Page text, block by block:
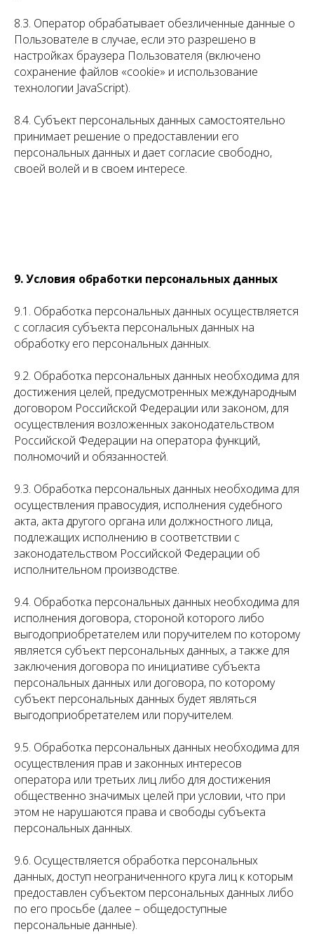
8.3. Оператор обрабатывает обезличенные данные о
Пользователе в случае, если это разрешено в
настройках браузера Пользователя (включено
сохранение файлов «cookie» и использование
технологии JavaScript).
8.4. Субъект персональных данных самостоятельно
принимает решение о предоставлении его
персональных данных и дает согласие свободно,
своей волей и в своем интересе.
9. Условия обработки персональных данных
9.1. Обработка персональных данных осуществляется
с согласия субъекта персональных данных на
обработку его персональных данных.
9.2. Обработка персональных данных необходима для
достижения целей, предусмотренных международным
договором Российской Федерации или законом, для
осуществления возложенных законодательством
Российской Федерации на оператора функций,
полномочий и обязанностей.
9.3. Обработка персональных данных необходима для
осуществления правосудия, исполнения судебного
акта, акта другого органа или должностного лица,
подлежащих исполнению в соответствии с
законодательством Российской Федерации об
исполнительном производстве.
9.4. Обработка персональных данных необходима для
исполнения договора, стороной которого либо
выгодоприобретателем или поручителем по которому
является субъект персональных данных, а также для
заключения договора по инициативе субъекта
персональных данных или договора, по которому
субъект персональных данных будет являться
выгодоприобретателем или поручителем.
9.5. Обработка персональных данных необходима для
осуществления прав и законных интересов
оператора или третьих лиц либо для достижения
общественно значимых целей при условии, что при
этом не нарушаются права и свободы субъекта
персональных данных.
9.6. Осуществляется обработка персональных
данных, доступ неограниченного круга лиц к которым
предоставлен субъектом персональных данных либо
по его просьбе (далее – общедоступные
персональные данные).